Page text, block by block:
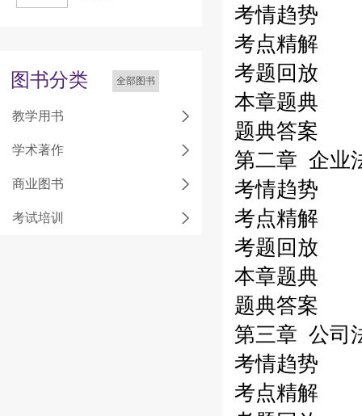
图书分类 全部图书
教学用书
学术著作
商业图书
考试培训
考情趋势
考点精解
考题回放
本章题典
题典答案
第二章 企业
考情趋势
考点精解
考题回放
本章题典
题典答案
第三章 公司
考情趋势
考点精解